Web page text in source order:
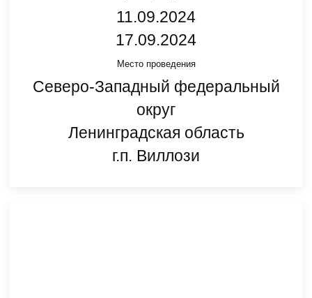
11.09.2024
17.09.2024
Место проведения
Северо-Западный федеральный
округ
Ленинградская область
г.п. Виллози